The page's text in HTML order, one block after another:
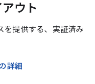
ウト
を提供する、実証済み
詳細